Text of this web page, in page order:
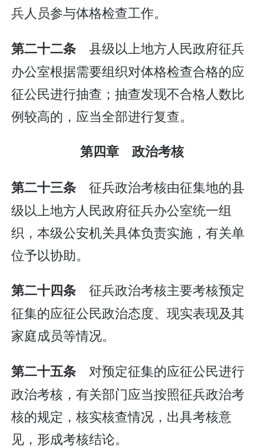
兵人员参与体格检查工作。
第二十二条 县级以上地方人民政府征兵
办公室根据需要组织对体格检查合格的应
征公民进行抽查；抽查发现不合格人数比
例较高的，应当全部进行复查。
第四章 政治考核
第二十三条 征兵政治考核由征集地的县
级以上地方人民政府征兵办公室统一组
织，本级公安机关具体负责实施，有关单
位予以协助。
第二十四条 征兵政治考核主要考核预定
征集的应征公民政治态度、现实表现及其
家庭成员等情况。
第二十五条 对预定征集的应征公民进行
政治考核，有关部门应当按照征兵政治考
核的规定，核实核查情况，出具考核意
见，形成考核结论。